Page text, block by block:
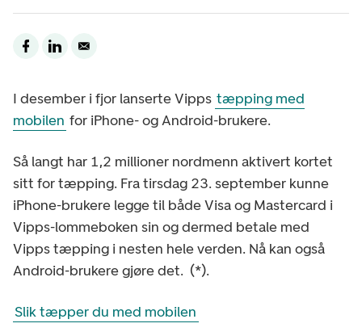
I desember i fjor lanserte Vipps tæpping med
mobilen for iPhone- og Android-brukere.
Så langt har 1,2 millioner nordmenn aktivert kortet
sitt for tæpping. Fra tirsdag 23. september kunne
iPhone-brukere legge til både Visa og Mastercard i
Vipps-lommeboken sin og dermed betale med
Vipps tæpping i nesten hele verden. Nå kan også
Android-brukere gjøre det. (*).
Slik tæpper du med mobilen